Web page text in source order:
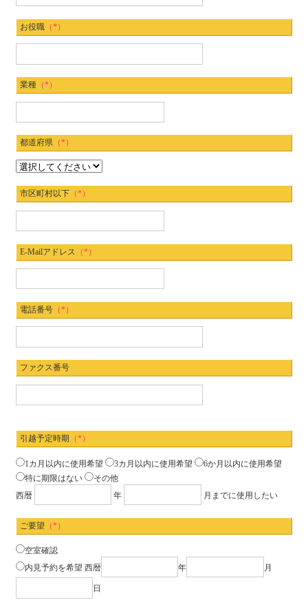
お役職（*）
業種（*）
都道府県（*）
市区町村以下 （*）
E-Mailアドレス （*）
電話番号（*）
ファクス番号
引越予定時期 （*）
1カ月以内に使用希望 3カ月以内に使用希望
6か月以内に使用希望
特に期限はない
その他
西暦
年 月までに使用したい
ご要望 （*）
空室確認
内見予約を希望 西暦 年 月
日